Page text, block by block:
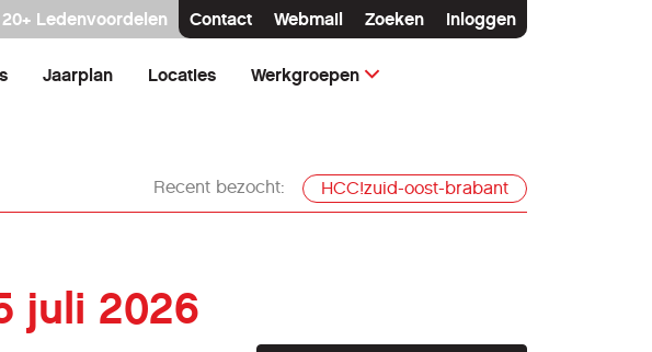
20+ Ledenvoordelen Contact Webmail Zoeken Inloggen
Jaarplan Locaties Werkgroepen
Recent bezocht: HCC!zuid-oost-brabant
juli 2026